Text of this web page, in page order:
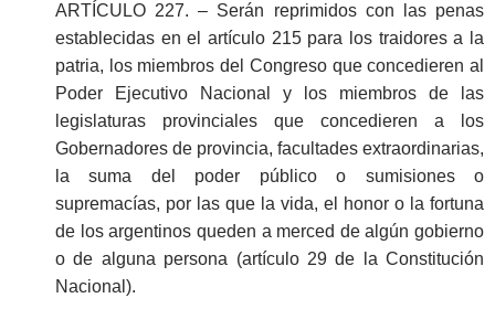
ARTÍCULO 227. – Serán reprimidos con las penas
establecidas en el artículo 215 para los traidores a la
patria, los miembros del Congreso que concedieren al
Poder Ejecutivo Nacional y los miembros de las
legislaturas provinciales que concedieren a los
Gobernadores de provincia, facultades extraordinarias,
la suma del poder público o sumisiones o
supremacías, por las que la vida, el honor o la fortuna
de los argentinos queden a merced de algún gobierno
o de alguna persona (artículo 29 de la Constitución
Nacional).